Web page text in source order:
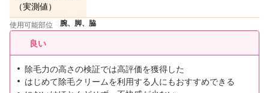
（実測値）
使用可能部位 腕、脚、脇
良い
除毛力の高さの検証では高評価を獲得した
はじめて除毛クリームを利用する人にもおすすめできる